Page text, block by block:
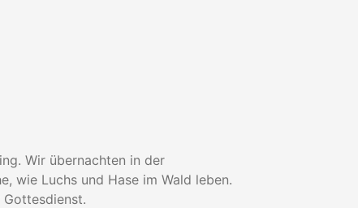
Wir übernachten in der
wie Luchs und Hase im Wald leben.